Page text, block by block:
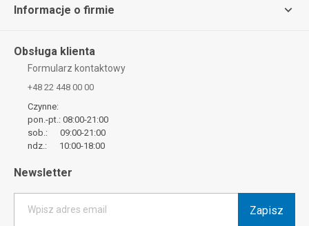
Informacje o firmie
Obsługa klienta
Formularz kontaktowy
+48 22 448 00 00
Czynne:
pon.-pt.: 08:00-21:00
sob.: 09:00-21:00
ndz.: 10:00-18:00
Newsletter
Wpisz adres email Zapisz